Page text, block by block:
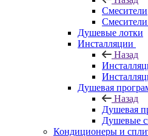
Смесители
Душевые лотки
Инсталляции
Назад
Душевая
Назад
Душевая
Душевые
Кондиционеры и